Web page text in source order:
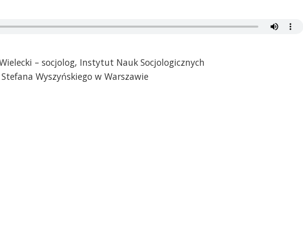
– socjolog, Instytut Nauk Socjologicznych
Wyszyńskiego w Warszawie